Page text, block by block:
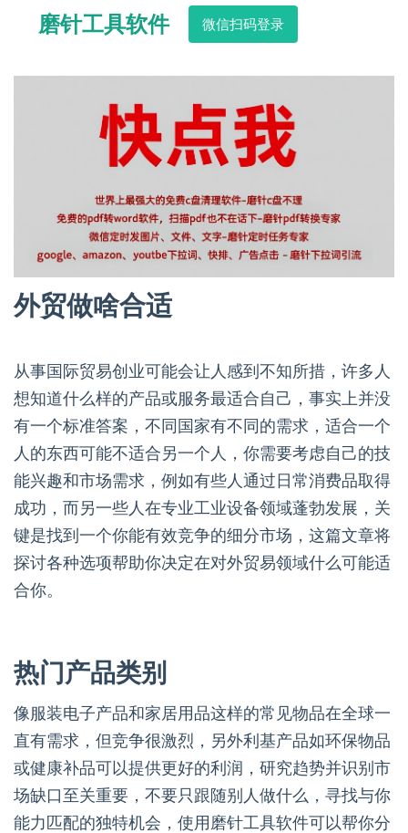
磨针工具软件 微信扫码登录
外贸做啥合适
从事国际贸易创业可能会让人感到不知所措，许多人
想知道什么样的产品或服务最适合自己，事实上并没
有一个标准答案，不同国家有不同的需求，适合一个
人的东西可能不适合另一个人，你需要考虑自己的技
能兴趣和市场需求，例如有些人通过日常消费品取得
成功，而另一些人在专业工业设备领域蓬勃发展，关
键是找到一个你能有效竞争的细分市场，这篇文章将
探讨各种选项帮助你决定在对外贸易领域什么可能适
合你。
热门产品类别
像服装电子产品和家居用品这样的常见物品在全球一
直有需求，但竞争很激烈，另外利基产品如环保物品
或健康补品可以提供更好的利润，研究趋势并识别市
场缺口至关重要，不要只跟随别人做什么，寻找与你
能力匹配的独特机会，使用磨针工具软件可以帮你分